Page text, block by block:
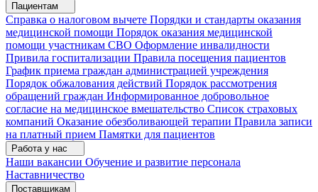
Пациентам
Справка о налоговом вычете Порядки и стандарты оказания
медицинской помощи Порядок оказания медицинской
помощи участникам СВО Оформление инвалидности
Привила госпитализации Правила посещения пациентов
График приема граждан администрацией учреждения
Порядок обжалования действий Порядок рассмотрения
обращений граждан Информированное добровольное
согласие на медицинское вмешательство Список страховых
компаний Оказание обезболивающей терапии Правила записи
на платный прием Памятки для пациентов
Работа у нас
Наши вакансии Обучение и развитие персонала
Наставничество
Поставщикам